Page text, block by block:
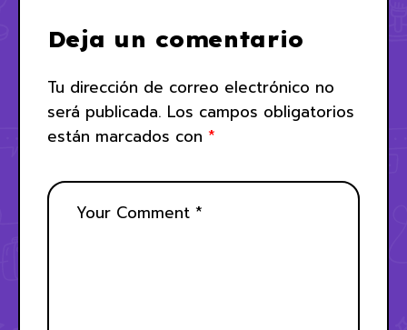
Deja un comentario
Tu dirección de correo electrónico no
será publicada. Los campos obligatorios
están marcados con *